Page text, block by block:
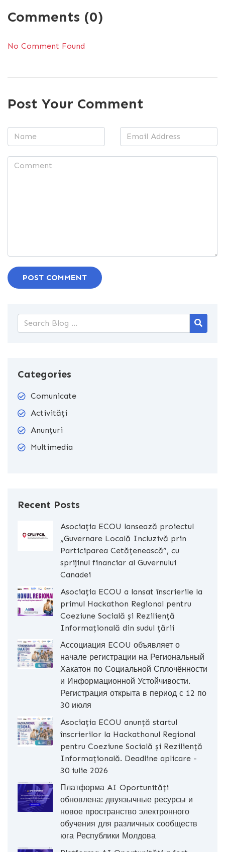
Comments (0)
No Comment Found
Post Your Comment
POST COMMENT
Categories
Comunicate
Activități
Anunțuri
Multimedia
Recent Posts
Asociația ECOU lansează proiectul
„Guvernare Locală Incluzivă prin
Participarea Cetățenească”, cu
sprijinul financiar al Guvernului
Canadei
Asociația ECOU a lansat înscrierile la
primul Hackathon Regional pentru
Coeziune Socială și Reziliență
Informațională din sudul țării
Ассоциация ECOU объявляет о
начале регистрации на Региональный
Хакатон по Социальной Сплочённости
и Информационной Устойчивости.
Регистрация открыта в период с 12 по
30 июля
Asociația ECOU anunță startul
înscrierilor la Hackathonul Regional
pentru Coeziune Socială și Reziliență
Informațională. Deadline aplicare -
30 iulie 2026
Платформа AI Oportunități
обновлена: двуязычные ресурсы и
новое пространство электронного
обучения для различных сообществ
юга Республики Молдова